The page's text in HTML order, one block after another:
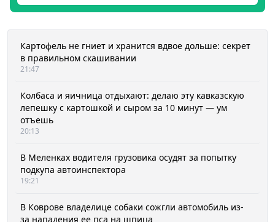
Картофель не гниет и хранится вдвое дольше: секрет
в правильном скашивании
21:47
Колбаса и яичница отдыхают: делаю эту кавказскую
лепешку с картошкой и сыром за 10 минут — ум
отъешь
20:13
В Меленках водителя грузовика осудят за попытку
подкупа автоинспектора
19:21
В Коврове владелице собаки сожгли автомобиль из-
за нападения ее пса на шпица